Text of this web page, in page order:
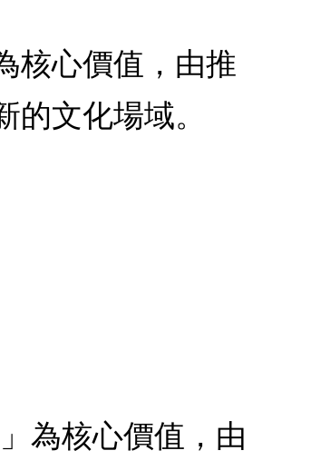
核心價值，由推
文化場域。
為核心價值，由